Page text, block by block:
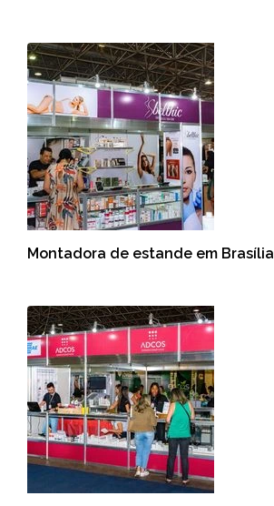
Montadora de estande em Brasília